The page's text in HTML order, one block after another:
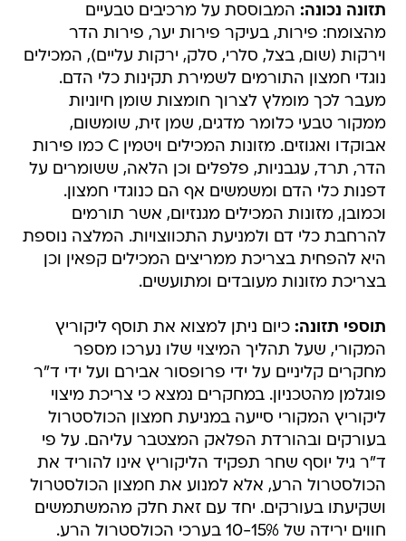
תזונה נכונה: המבוססת על מרכיבים טבעיים
מהצומח: פירות, בעיקר פירות יער, פירות הדר
וירקות (שום, בצל, סלרי, סלק, ירקות עליים), המכילים
נוגדי חמצון התורמים לשמירת תקינות כלי הדם.
מעבר לכך מומלץ לצרוך חומצות שומן חיוניות
ממקור טבעי כלומר מדגים, שמן זית, שומשום,
אבוקדו ואגוזים. מזונות המכילים ויטמין C כמו פירות
הדר, תרד, עגבניות, פלפלים וכן הלאה, ששומרים על
דפנות כלי הדם ומשמשים אף הם כנוגדי חמצון.
וכמובן, מזונות המכילים מגנזיום, אשר תורמים
להרחבת כלי דם ולמניעת התכווצויות. המלצה נוספת
היא להפחית בצריכת ממריצים המכילים קפאין וכן
בצריכת מזונות מעובדים ומתועשים.
תוספי תזונה: כיום ניתן למצוא את תוסף ליקוריץ
המקורי, שעל תהליך המיצוי שלו נערכו מספר
מחקרים קליניים על ידי פרופסור אבירם ועל ידי ד"ר
פוגלמן מהטכניון. במחקרים נמצא כי צריכת מיצוי
ליקוריץ המקורי סייעה במניעת חמצון הכולסטרול
בעורקים ובהורדת הפלאק המצטבר עליהם. על פי
ד"ר גיל יוסף שחר תפקיד הליקוריץ אינו להוריד את
הכולסטרול הרע, אלא למנוע את חמצון הכולסטרול
ושקיעתו בעורקים. יחד עם זאת חלק מהמשתמשים
חווים ירידה של 10-15% בערכי הכולסטרול הרע.